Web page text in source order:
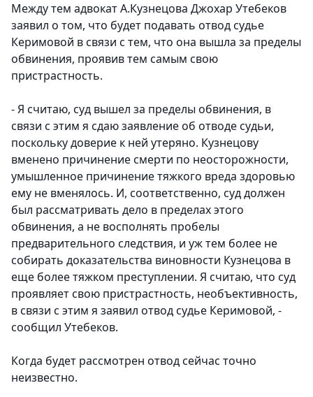
Между тем адвокат А.Кузнецова Джохар Утебеков
заявил о том, что будет подавать отвод судье
Керимовой в связи с тем, что она вышла за пределы
обвинения, проявив тем самым свою
пристрастность.
- Я считаю, суд вышел за пределы обвинения, в
связи с этим я сдаю заявление об отводе судьи,
поскольку доверие к ней утеряно. Кузнецову
вменено причинение смерти по неосторожности,
умышленное причинение тяжкого вреда здоровью
ему не вменялось. И, соответственно, суд должен
был рассматривать дело в пределах этого
обвинения, а не восполнять пробелы
предварительного следствия, и уж тем более не
собирать доказательства виновности Кузнецова в
еще более тяжком преступлении. Я считаю, что суд
проявляет свою пристрастность, необъективность,
в связи с этим я заявил отвод судье Керимовой, -
сообщил Утебеков.
Когда будет рассмотрен отвод сейчас точно
неизвестно.